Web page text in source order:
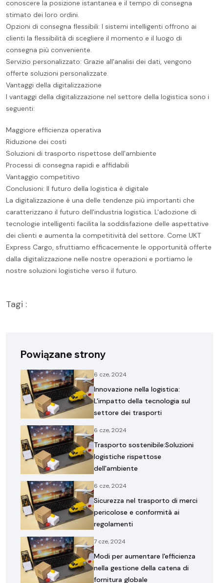
conoscere la posizione istantanea e il tempo di consegna
stimato dei loro ordini.
Opzioni di consegna flessibili: I sistemi intelligenti offrono ai
clienti la flessibilità di scegliere il momento e il luogo di
consegna più conveniente.
Servizio personalizzato: Grazie all'analisi dei dati, vengono
offerte soluzioni personalizzate.
Vantaggi della digitalizzazione
I vantaggi della digitalizzazione nel settore della logistica sono i
seguenti:
Maggiore efficienza operativa
Riduzione dei costi
Soluzioni di trasporto rispettose dell'ambiente
Processi di consegna rapidi e affidabili
Vantaggio competitivo
Conclusioni: Il futuro della logistica è digitale
La digitalizzazione è una delle tendenze più importanti che
caratterizzano il futuro dell'industria logistica. L'adozione di
tecnologie intelligenti facilita la soddisfazione delle aspettative
dei clienti e aumenta la competitività del settore. Come UKT
Express Cargo, sfruttiamo efficacemente le opportunità offerte
dalla digitalizzazione nelle nostre operazioni e portiamo le
nostre soluzioni logistiche verso il futuro.
Tagi :
Powiązane strony
6 cze, 2024
Innovazione nella logistica:
L'impatto della tecnologia sul
settore dei trasporti
6 cze, 2024
Trasporto sostenibile:Soluzioni
logistiche rispettose
dell'ambiente
6 cze, 2024
Sicurezza nel trasporto di merci
pericolose e conformità ai
regolamenti
7 cze, 2024
Modi per aumentare l'efficienza
nella gestione della catena di
fornitura globale